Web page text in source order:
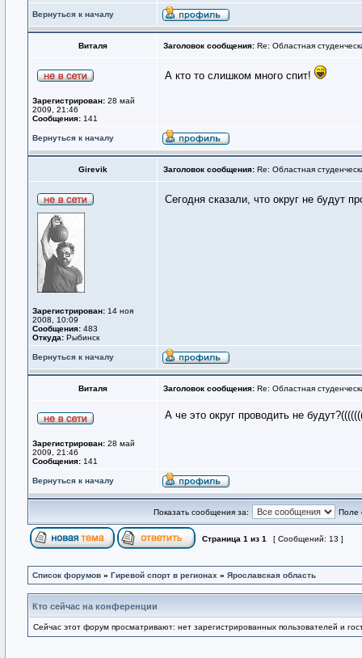
Вернуться к началу
Виталя Заголовок сообщения: Re: Областная
Зарегистрирован: 28 май
2009, 21:46
Сообщения: 141
А кто то слишком много спит!
Вернуться к началу
Girevik Заголовок сообщения: Re: Областная
Зарегистрирован: 14 ноя
2008, 10:09
Сообщения: 483
Откуда: Рыбинск
Сегодня сказали, что округ не будут
Вернуться к началу
Виталя Заголовок сообщения: Re: Областная
Зарегистрирован: 28 май
2009, 21:46
Сообщения: 141
А че это округ проводить не
Вернуться к началу
Показать сообщения за: Поле
Страница 1 из 1 [ Сообщений: 13 ]
Список форумов » Гиревой спорт в регионах » Ярославская область
Кто сейчас на конференции
Сейчас этот форум просматривают: нет зарегистрированных пользователей и